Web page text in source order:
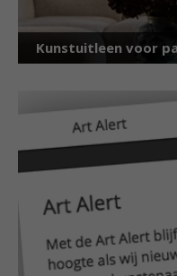
Kunstuitleen voor